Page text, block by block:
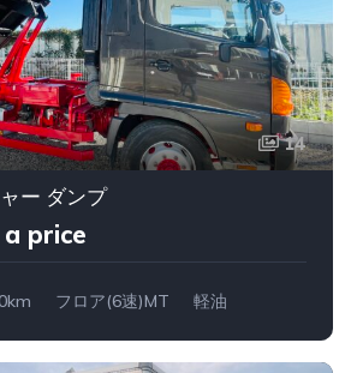
14
ー ダンプ
price
フロア(6速)MT 軽油